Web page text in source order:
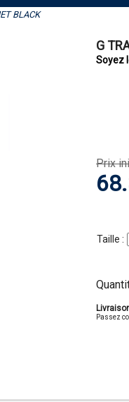
BLACK
G
Soyez
Prix
Taille :
Passez